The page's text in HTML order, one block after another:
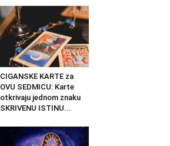
CIGANSKE KARTE za
OVU SEDMICU: Karte
otkrivaju jednom znaku
SKRIVENU ISTINU...